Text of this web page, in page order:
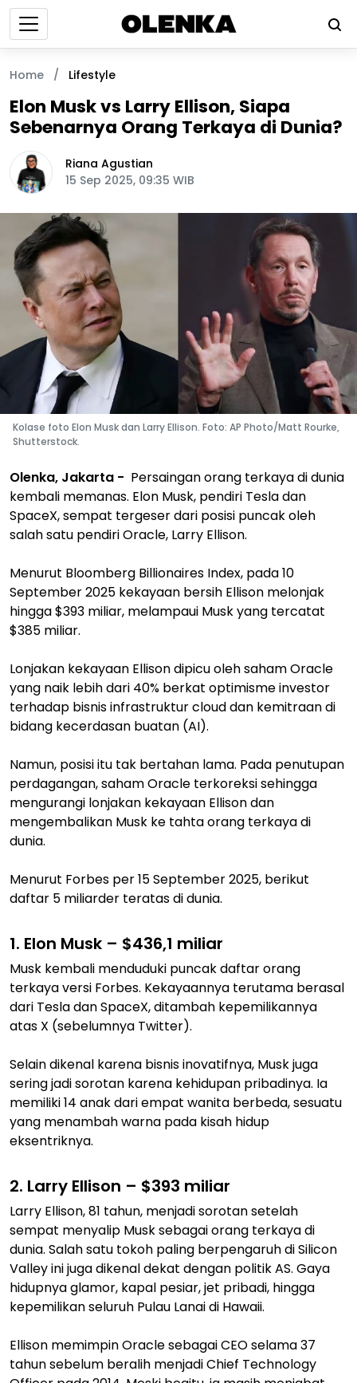
Home / Lifestyle
Elon Musk vs Larry Ellison, Siapa
Sebenarnya Orang Terkaya di Dunia?
Riana Agustian
15 Sep 2025, 09:35 WIB
Kolase foto Elon Musk dan Larry Ellison. Foto: AP Photo/Matt Rourke,
Shutterstock.
Olenka, Jakarta - Persaingan orang terkaya di dunia
kembali memanas. Elon Musk, pendiri Tesla dan
SpaceX, sempat tergeser dari posisi puncak oleh
salah satu pendiri Oracle, Larry Ellison.
Menurut Bloomberg Billionaires Index, pada 10
September 2025 kekayaan bersih Ellison melonjak
hingga $393 miliar, melampaui Musk yang tercatat
$385 miliar.
Lonjakan kekayaan Ellison dipicu oleh saham Oracle
yang naik lebih dari 40% berkat optimisme investor
terhadap bisnis infrastruktur cloud dan kemitraan di
bidang kecerdasan buatan (AI).
Namun, posisi itu tak bertahan lama. Pada penutupan
perdagangan, saham Oracle terkoreksi sehingga
mengurangi lonjakan kekayaan Ellison dan
mengembalikan Musk ke tahta orang terkaya di
dunia.
Menurut Forbes per 15 September 2025, berikut
daftar 5 miliarder teratas di dunia.
1. Elon Musk – $436,1 miliar
Musk kembali menduduki puncak daftar orang
terkaya versi Forbes. Kekayaannya terutama berasal
dari Tesla dan SpaceX, ditambah kepemilikannya
atas X (sebelumnya Twitter).
Selain dikenal karena bisnis inovatifnya, Musk juga
sering jadi sorotan karena kehidupan pribadinya. Ia
memiliki 14 anak dari empat wanita berbeda, sesuatu
yang menambah warna pada kisah hidup
eksentriknya.
2. Larry Ellison – $393 miliar
Larry Ellison, 81 tahun, menjadi sorotan setelah
sempat menyalip Musk sebagai orang terkaya di
dunia. Salah satu tokoh paling berpengaruh di Silicon
Valley ini juga dikenal dekat dengan politik AS. Gaya
hidupnya glamor, kapal pesiar, jet pribadi, hingga
kepemilikan seluruh Pulau Lanai di Hawaii.
Ellison memimpin Oracle sebagai CEO selama 37
tahun sebelum beralih menjadi Chief Technology